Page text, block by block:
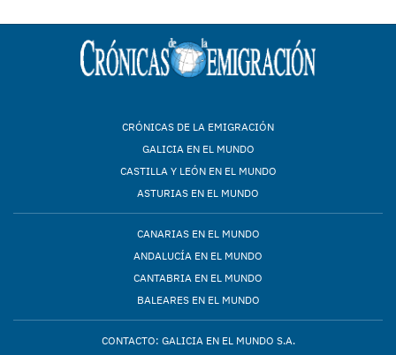
CRÓNICAS DE LA EMIGRACIÓN
GALICIA EN EL MUNDO
CASTILLA Y LEÓN EN EL MUNDO
ASTURIAS EN EL MUNDO
CANARIAS EN EL MUNDO
ANDALUCÍA EN EL MUNDO
CANTABRIA EN EL MUNDO
BALEARES EN EL MUNDO
CONTACTO: GALICIA EN EL MUNDO S.A.